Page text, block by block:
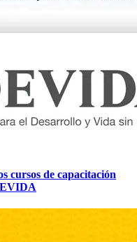
cursos de capacitación